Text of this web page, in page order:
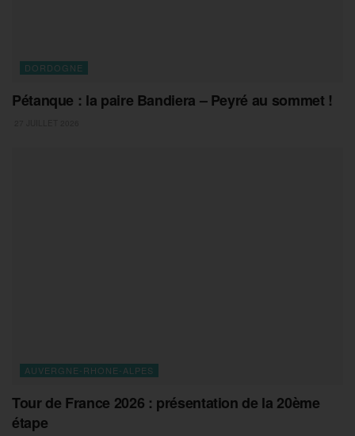
DORDOGNE
Pétanque : la paire Bandiera – Peyré au sommet !
AUVERGNE-RHONE-ALPES
Tour de France 2026 : présentation de la 20ème
étape